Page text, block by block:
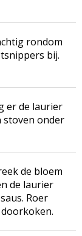
rondom
bij.
er de laurier
stoven onder
de bloem
de laurier
Roer